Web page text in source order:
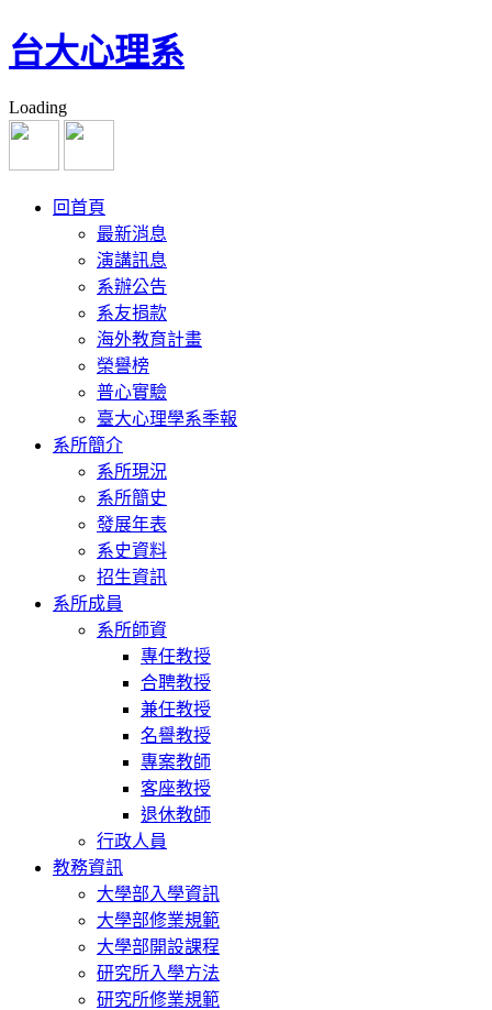
台大心理系
Loading
回首頁
最新消息
演講訊息
系辦公告
系友捐款
海外教育計畫
榮譽榜
普心實驗
臺大心理學系季報
系所簡介
系所現況
系所簡史
發展年表
系史資料
招生資訊
系所成員
系所師資
專任教授
合聘教授
兼任教授
名譽教授
專案教師
客座教授
退休教師
行政人員
教務資訊
大學部入學資訊
大學部修業規範
大學部開設課程
研究所入學方法
研究所修業規範